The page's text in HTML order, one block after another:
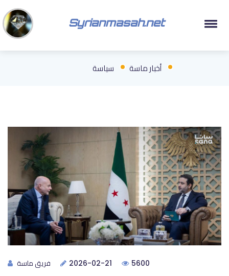
Syrianmasah.net
أخبار ماسة سياسة
فريق ماسة 2026-02-21 5600